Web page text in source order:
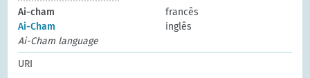
Ai-cham
francês
Ai-Cham
inglês
Ai-Cham language
URI